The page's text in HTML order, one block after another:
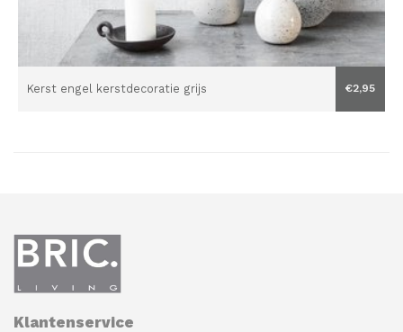
Kerst engel kerstdecoratie grijs €2,95
Klantenservice